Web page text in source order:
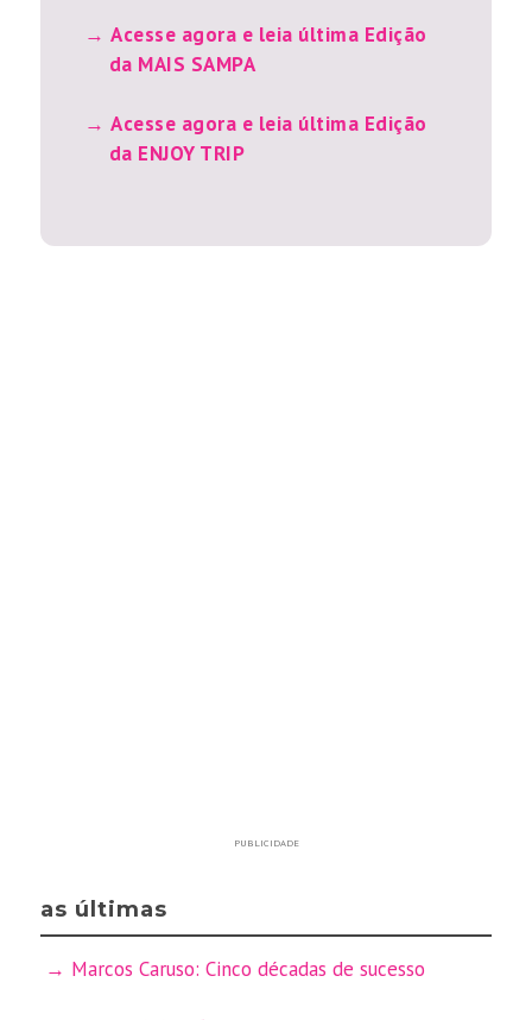
Acesse agora e leia última Edição
da MAIS SAMPA
Acesse agora e leia última Edição
da ENJOY TRIP
PUBLICIDADE
as últimas
Marcos Caruso: Cinco décadas de sucesso